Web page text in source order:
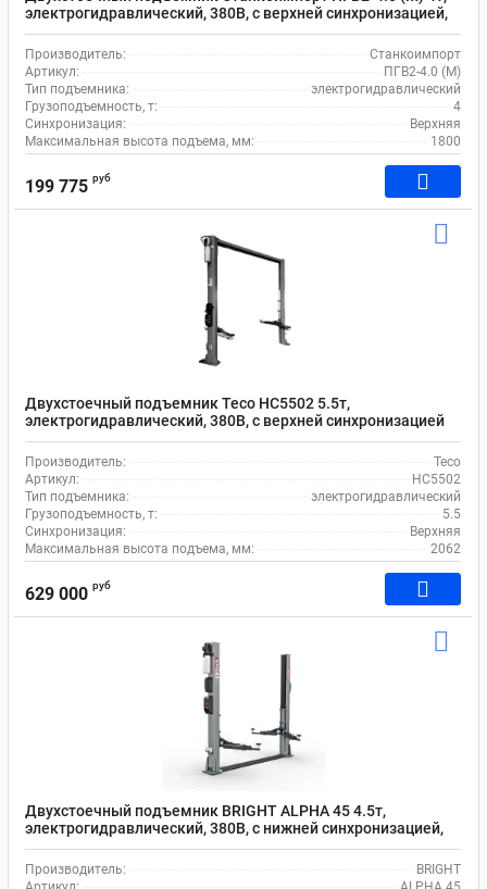
электрогидравлический, 380В, с верхней синхронизацией,
110-1800 мм
Производитель:
Станкоимпорт
Артикул:
ПГВ2-4.0 (М)
Тип подъемника:
электрогидравлический
Грузоподъемность, т:
4
Синхронизация:
Верхняя
Максимальная высота подъема, мм:
1800
199 775 руб
Двухстоечный подъемник Teco HC5502 5.5т,
электрогидравлический, 380В, с верхней синхронизацией
Производитель:
Teco
Артикул:
HC5502
Тип подъемника:
электрогидравлический
Грузоподъемность, т:
5.5
Синхронизация:
Верхняя
Максимальная высота подъема, мм:
2062
629 000 руб
Двухстоечный подъемник BRIGHT ALPHA 45 4.5т,
электрогидравлический, 380В, с нижней синхронизацией,
электронной системой разблокировки стопоров
Производитель:
BRIGHT